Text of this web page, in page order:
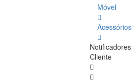
Móvel
Acessórios
Notificadores
Cliente